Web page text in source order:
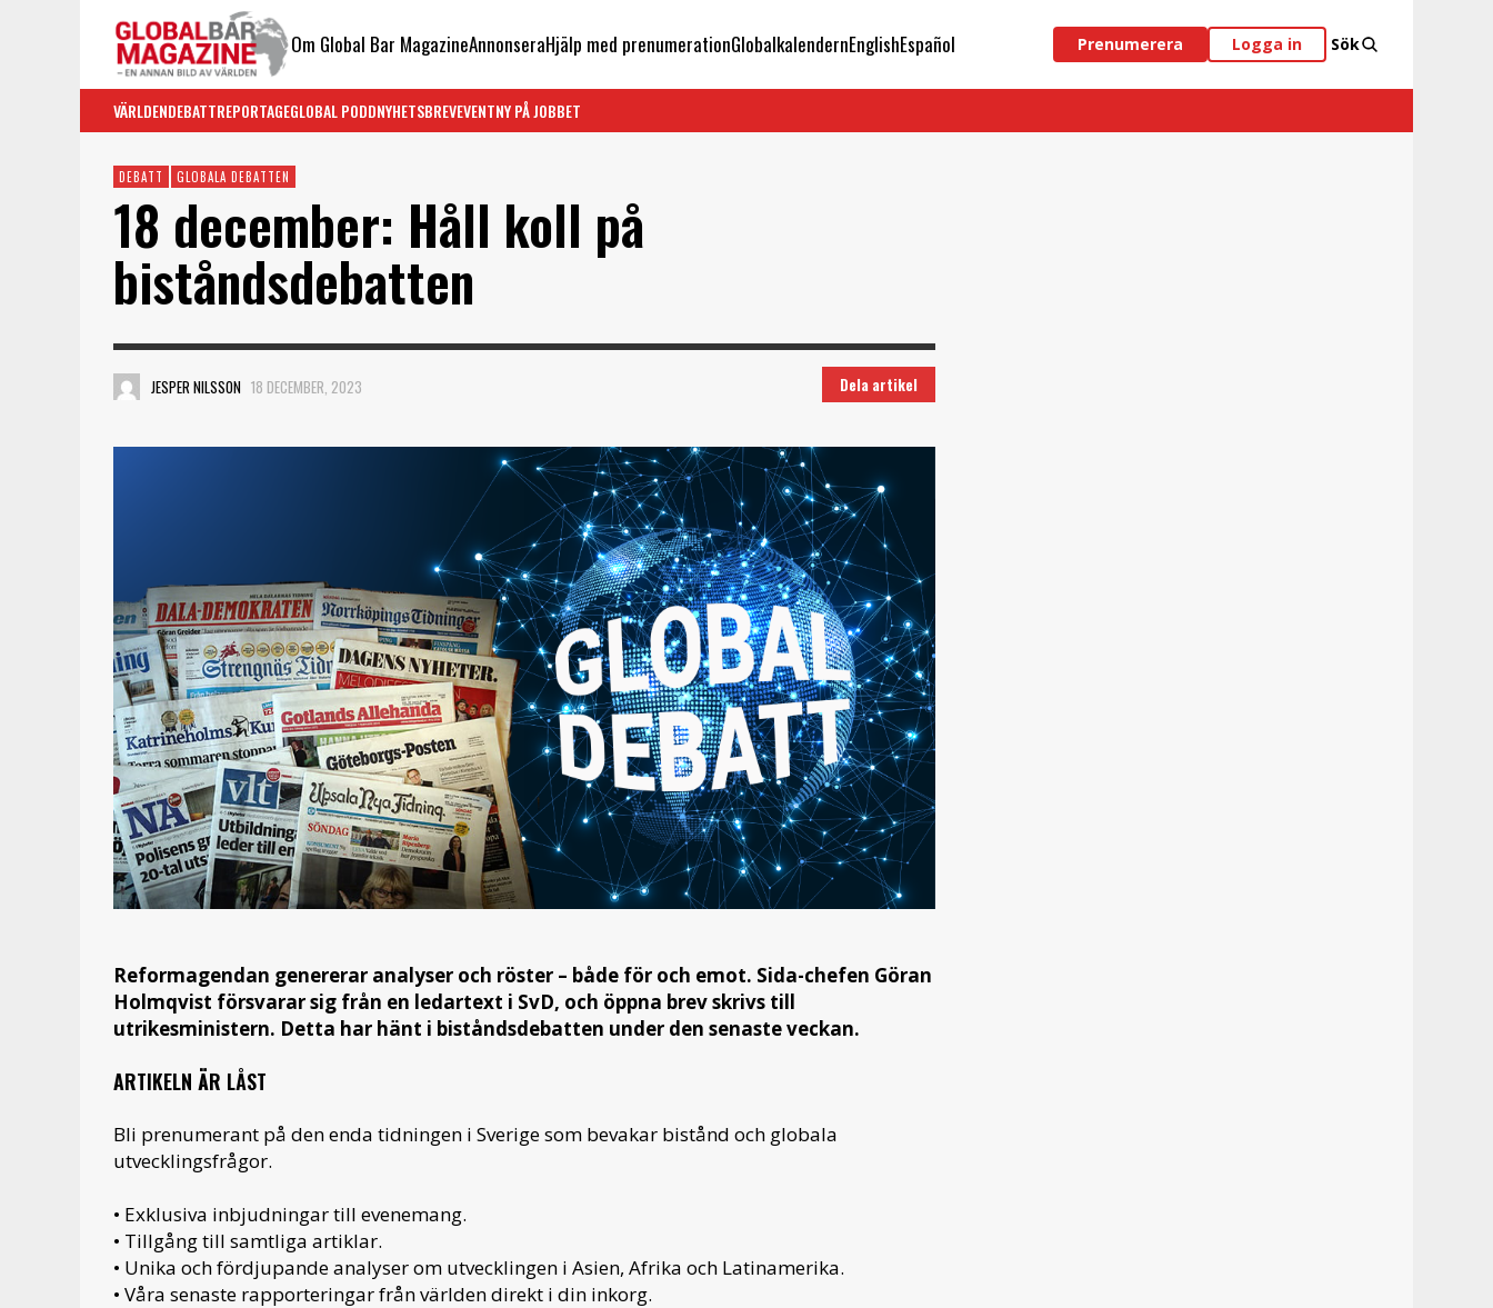
Om Global Bar MagazineAnnonseraHjälp med prenumerationGlobalkalendernEnglishEspañol Prenumerera Logga in Sök
VÄRLDENDEBATTREPORTAGEGLOBAL PODDNYHETSBREVEVENTNY PÅ JOBBET
DEBATT GLOBALA DEBATTEN
18 december: Håll koll på
biståndsdebatten
JESPER NILSSON 18 DECEMBER, 2023 Dela artikel
Reformagendan genererar analyser och röster – både för och emot. Sida-chefen Göran
Holmqvist försvarar sig från en ledartext i SvD, och öppna brev skrivs till
utrikesministern. Detta har hänt i biståndsdebatten under den senaste veckan.
ARTIKELN ÄR LÅST
Bli prenumerant på den enda tidningen i Sverige som bevakar bistånd och globala
utvecklingsfrågor.
• Exklusiva inbjudningar till evenemang.
• Tillgång till samtliga artiklar.
• Unika och fördjupande analyser om utvecklingen i Asien, Afrika och Latinamerika.
• Våra senaste rapporteringar från världen direkt i din inkorg.